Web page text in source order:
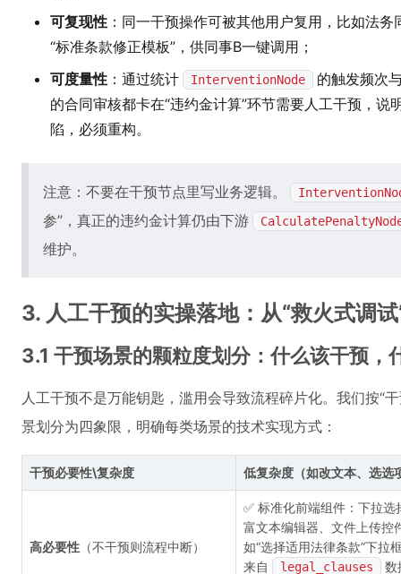
可复现性 ：同一干预操作可被其他用户复用，比如法
“标准条款修正模板”，供同事B一键调用；
可度量性 ：通过统计 InterventionNode
的触发频次
的合同审核都卡在“违约金计算”环节需要人工干预，
陷，必须重构。
注意：不要在干预节点里写业务逻辑。
参”，真正的违约金计算仍由下游
维护。
3. 人工干预的实操落地：从“救火式调
3.1 干预场景的颗粒度划分：什么该干预，
人工干预不是万能钥匙，滥用会导致流程碎片化。我们按“
景划分为四象限，明确每类场景的技术实现方式：
干预必要性\复杂度 低复杂度（如改文本、选选
高必要性 （不干预则流程中断）
✅ 标准化前端组件：下拉选
富文本编辑器、文件上传控
如“选择适用法律条款”下拉
来自
legal_clauses 数